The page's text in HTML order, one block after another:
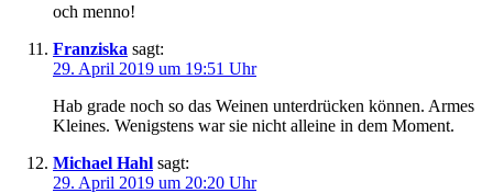
och menno!
Franziska sagt:
29. April 2019 um 19:51 Uhr
Hab grade noch so das Weinen unterdrücken können. Armes
Kleines. Wenigstens war sie nicht alleine in dem Moment.
Michael Hahl sagt:
29. April 2019 um 20:20 Uhr